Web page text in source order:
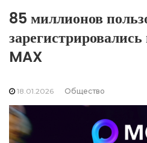
85 миллионов
MAX
18.01.2026 Общество